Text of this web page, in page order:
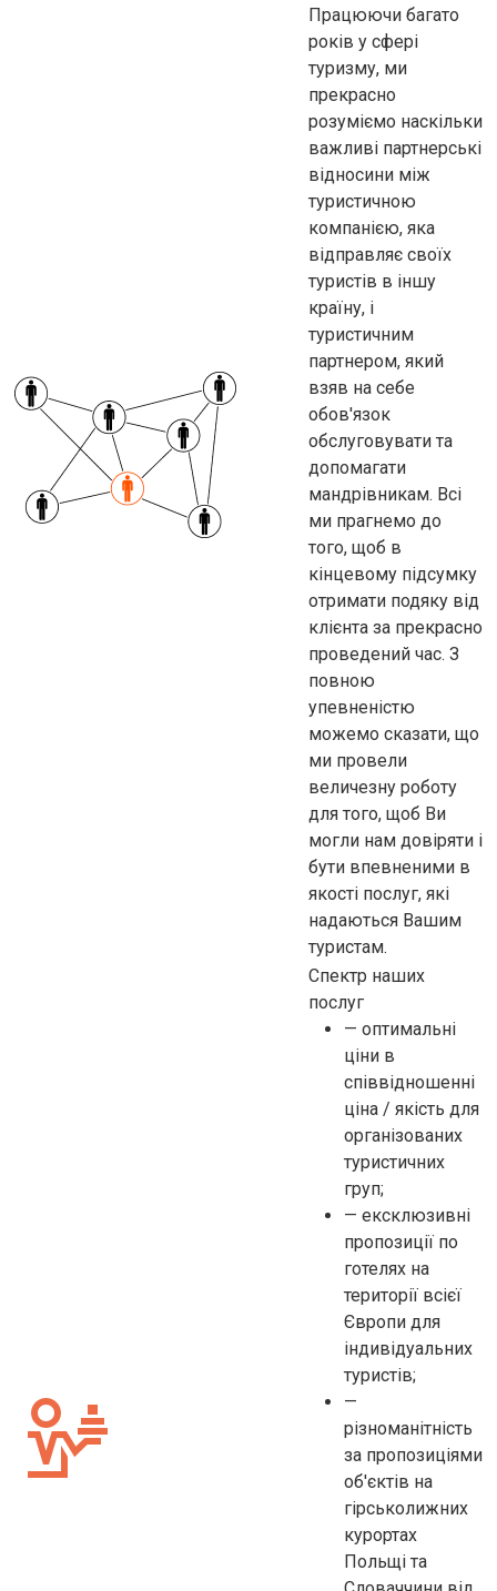
Працюючи багато
років у сфері
туризму, ми
прекрасно
розуміємо наскільки
важливі партнерські
відносини між
туристичною
компанією, яка
відправляє своїх
туристів в іншу
країну, і
туристичним
партнером, який
взяв на себе
обов'язок
обслуговувати та
допомагати
мандрівникам. Всі
ми прагнемо до
того, щоб в
кінцевому підсумку
отримати подяку від
клієнта за прекрасно
проведений час. З
повною
упевненістю
можемо сказати, що
ми провели
величезну роботу
для того, щоб Ви
могли нам довіряти і
бути впевненими в
якості послуг, які
надаються Вашим
туристам.
Спектр наших
послуг
— оптимальні
ціни в
співвідношенні
ціна / якість для
організованих
туристичних
груп;
— ексклюзивні
пропозиції по
готелях на
території всієї
Європи для
індивідуальних
туристів;
—
різноманітність
за пропозиціями
об'єктів на
гірськолижних
курортах
Польщі та